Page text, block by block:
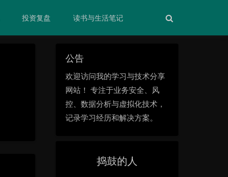
投资复盘 读书与生活笔记
公告
欢迎访问我的学习与技术分享
网站！ 专注于业务安全、风
控、数据分析与虚拟化技术，
记录学习经历和解决方案。
捣鼓的人